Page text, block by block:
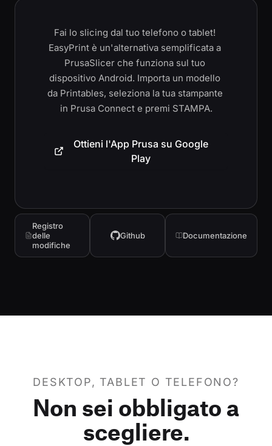
Fai lo slicing dal tuo telefono o tablet!
EasyPrint è un'alternativa semplificata a
PrusaSlicer che funziona sul tuo
dispositivo Android. Importa un modello
da Printables, seleziona la tua stampante
in Prusa Connect e premi STAMPA.
Ottieni l'App Prusa su Google
Play
Registro
delle
modifiche
Github Documentazione
DESKTOP, TABLET O TELEFONO?
Non sei obbligato a
scegliere.